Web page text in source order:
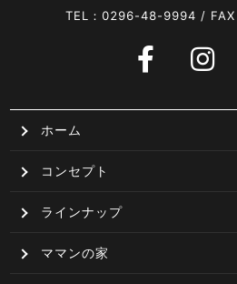
TEL：0296-48-9994 /
ホーム
コンセプト
ラインナップ
ママンの家